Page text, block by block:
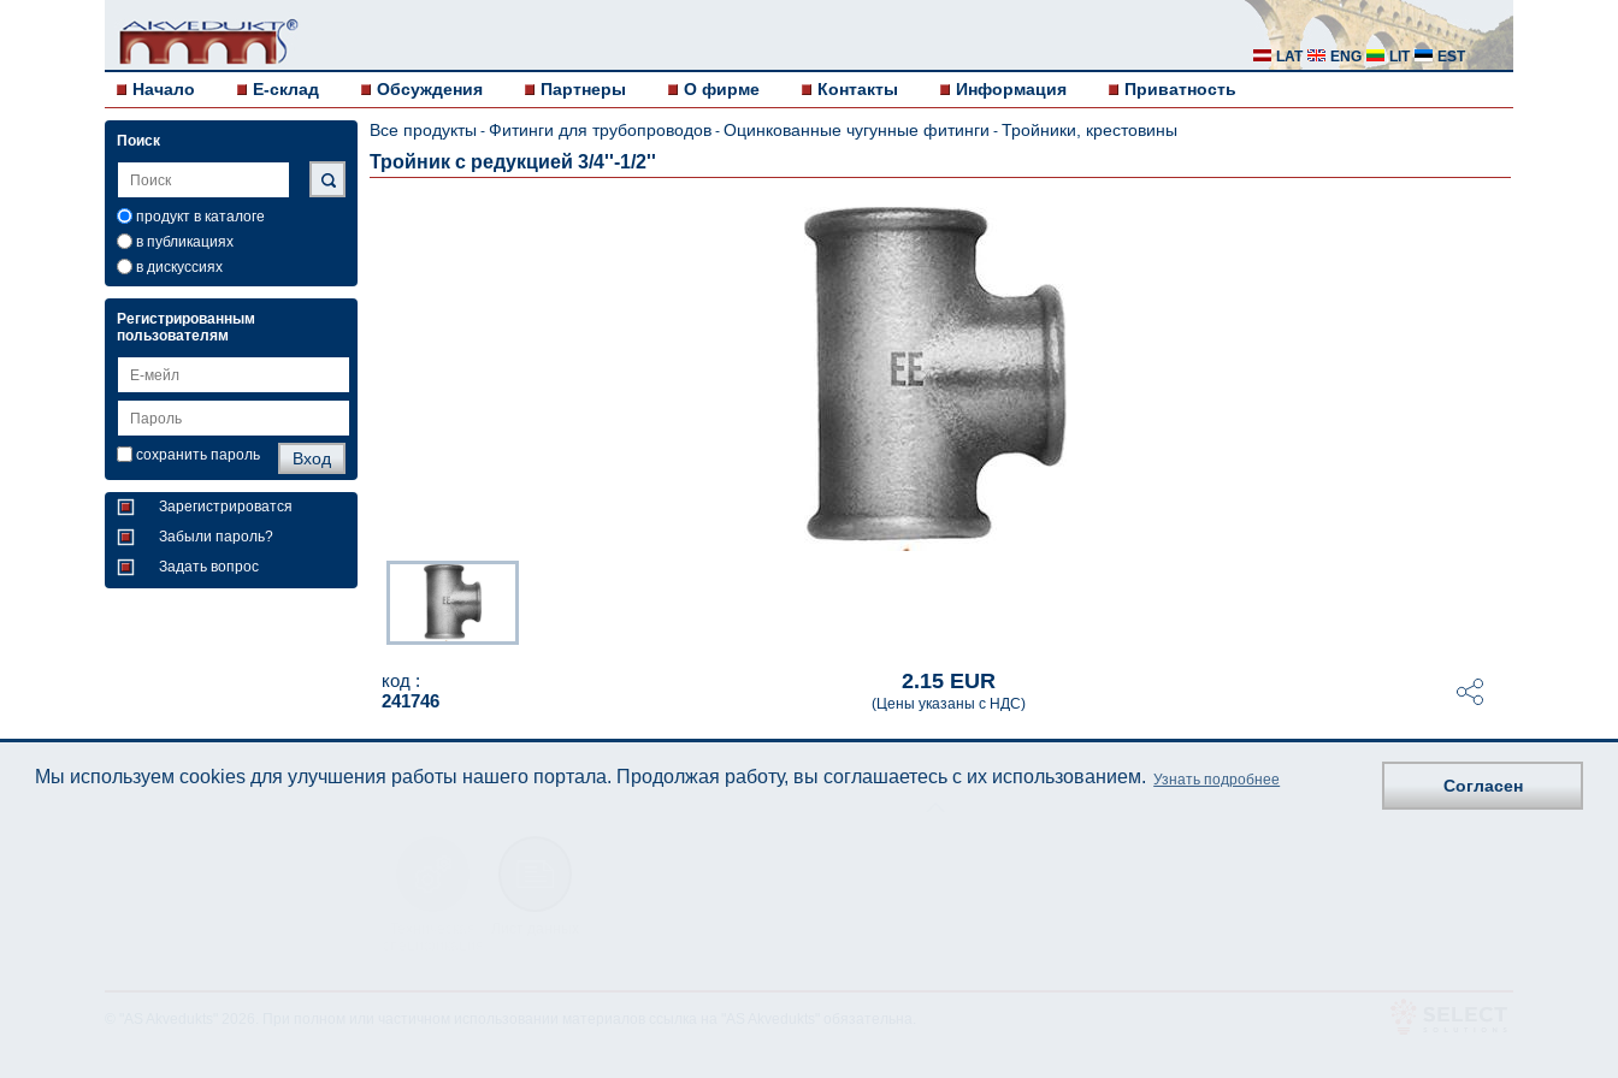
LAT ENG LIT EST
Начало E-склад Обсуждения Партнеры О фирме Контакты Информация Приватность
Поиск
продукт в каталоге
в публикациях
в дискуссиях
Регистрированным
пользователям
сохранить пароль
Зарегистрироватся
Забыли пароль?
Задать вопрос
Все продукты - Фитинги для трубопроводов - Оцинкованные чугунные фитинги - Тройники, крестовины
Тройник c редукцией 3/4''-1/2''
код :
241746
2.15 EUR
(Цены указаны с НДС)
Мы используем cookies для улучшения работы нашего портала. Продолжая работу, вы соглашаетесь с их использованием. Узнать подробнее Согласен